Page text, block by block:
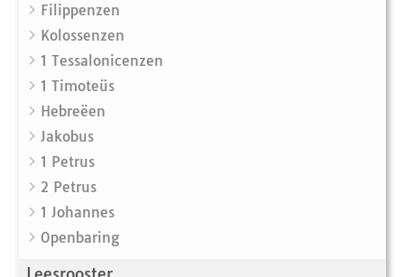
Filippenzen
Kolossenzen
1 Tessalonicenzen
1 Timoteüs
Hebreëen
Jakobus
1 Petrus
2 Petrus
1 Johannes
Openbaring